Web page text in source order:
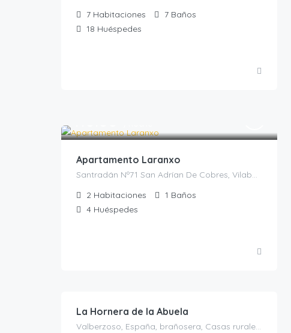
7 Habitaciones 7 Baños
18 Huéspedes
Apartamento Laranxo
Santradán Nº71 San Adrían De Cobres, Vilaboa, Casas Rurales en Pontevedra, España
2 Habitaciones 1 Baños
4 Huéspedes
La Hornera de la Abuela
Valberzoso, España, brañosera, Casas rurales en Palencia, España